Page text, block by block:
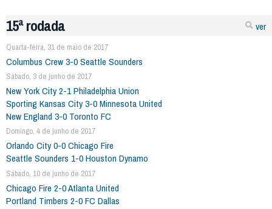
ver
15ª rodada
Quarta-feira, 31 de maio de 2017
Columbus Crew 3-0 Seattle Sounders
Sábado, 3 de junho de 2017
New York City 2-1 Philadelphia Union
Sporting Kansas City 3-0 Minnesota United
New England 3-0 Toronto FC
Domingo, 4 de junho de 2017
Orlando City 0-0 Chicago Fire
Seattle Sounders 1-0 Houston Dynamo
Sábado, 10 de junho de 2017
Chicago Fire 2-0 Atlanta United
Portland Timbers 2-0 FC Dallas